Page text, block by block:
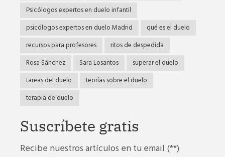
Psicólogos expertos en duelo infantil
psicólogos expertos en duelo Madrid
qué es el duelo
recursos para profesores
ritos de despedida
Rosa Sánchez
Sara Losantos
superar el duelo
tareas del duelo
teorías sobre el duelo
terapia de duelo
Suscríbete gratis
Recibe nuestros artículos en tu email (**)